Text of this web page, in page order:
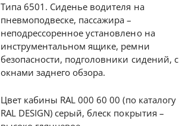
Типа 6501. Сиденье водителя на
пневмоподвеске, пассажира –
неподрессоренное установлено на
инструментальном ящике, ремни
безопасности, подголовники сидений, с
окнами заднего обзора.
Цвет кабины RAL 000 60 00 (по каталогу
RAL DESIGN) серый, блеск покрытия –